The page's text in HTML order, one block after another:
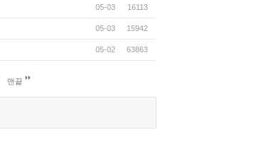
05-03 16113
05-03 15942
05-02 63863
맨끝